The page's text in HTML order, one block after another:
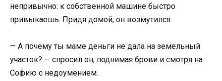
непривычно: к собственной машине быстро
привыкаешь. Придя домой, он возмутился.
— А почему ты маме деньги не дала на земельный
участок? — спросил он, поднимая брови и смотря на
Софию с недоумением.